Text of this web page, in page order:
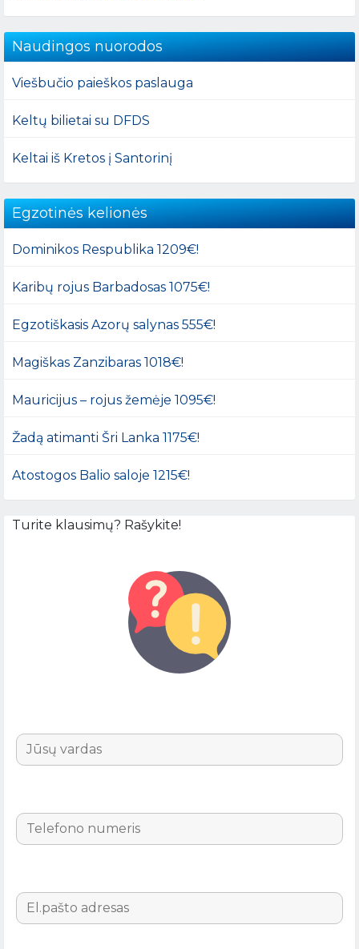
Naudingos nuorodos
Viešbučio paieškos paslauga
Keltų bilietai su DFDS
Keltai iš Kretos į Santorinį
Egzotinės kelionės
Dominikos Respublika 1209€!
Karibų rojus Barbadosas 1075€!
Egzotiškasis Azorų salynas 555€!
Magiškas Zanzibaras 1018€!
Mauricijus – rojus žemėje 1095€!
Žadą atimanti Šri Lanka 1175€!
Atostogos Balio saloje 1215€!
Turite klausimų? Rašykite!